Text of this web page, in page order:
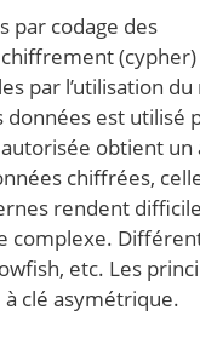
par codage des
chiffrement
par l’utilisation
est utilisé
obtient un
chiffrées,
rendent
complexe.
etc. Les
clé asymétrique.